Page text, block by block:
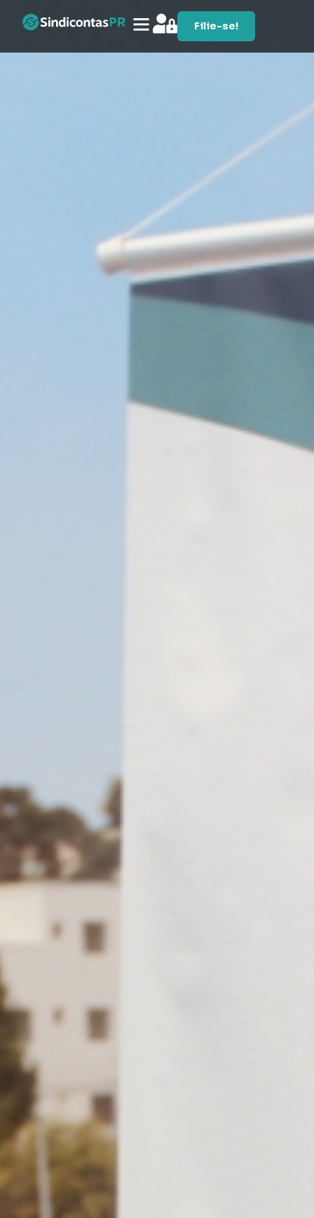
Filie-se!